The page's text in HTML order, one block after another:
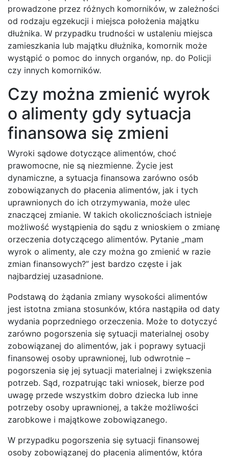
prowadzone przez różnych komorników, w zależności
od rodzaju egzekucji i miejsca położenia majątku
dłużnika. W przypadku trudności w ustaleniu miejsca
zamieszkania lub majątku dłużnika, komornik może
wystąpić o pomoc do innych organów, np. do Policji
czy innych komorników.
Czy można zmienić wyrok
o alimenty gdy sytuacja
finansowa się zmieni
Wyroki sądowe dotyczące alimentów, choć
prawomocne, nie są niezmienne. Życie jest
dynamiczne, a sytuacja finansowa zarówno osób
zobowiązanych do płacenia alimentów, jak i tych
uprawnionych do ich otrzymywania, może ulec
znaczącej zmianie. W takich okolicznościach istnieje
możliwość wystąpienia do sądu z wnioskiem o zmianę
orzeczenia dotyczącego alimentów. Pytanie „mam
wyrok o alimenty, ale czy można go zmienić w razie
zmian finansowych?” jest bardzo częste i jak
najbardziej uzasadnione.
Podstawą do żądania zmiany wysokości alimentów
jest istotna zmiana stosunków, która nastąpiła od daty
wydania poprzedniego orzeczenia. Może to dotyczyć
zarówno pogorszenia się sytuacji materialnej osoby
zobowiązanej do alimentów, jak i poprawy sytuacji
finansowej osoby uprawnionej, lub odwrotnie –
pogorszenia się jej sytuacji materialnej i zwiększenia
potrzeb. Sąd, rozpatrując taki wniosek, bierze pod
uwagę przede wszystkim dobro dziecka lub inne
potrzeby osoby uprawnionej, a także możliwości
zarobkowe i majątkowe zobowiązanego.
W przypadku pogorszenia się sytuacji finansowej
osoby zobowiązanej do płacenia alimentów, która